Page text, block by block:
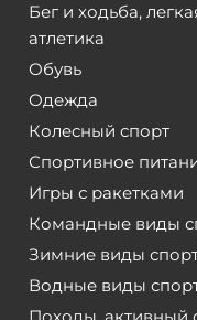
Бег и ходьба,
атлетика
Обувь
Одежда
Колесный спорт
Спортивное
Игры с ракетками
Командные виды
Зимние виды
Водные виды